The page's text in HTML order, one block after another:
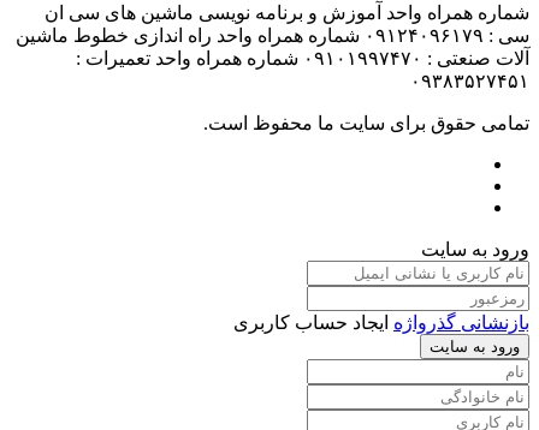
شماره همراه واحد آموزش و برنامه نویسی ماشین های سی ان
سی : ۰۹۱۲۴۰۹۶۱۷۹ شماره همراه واحد راه اندازی خطوط ماشین
آلات صنعتی : ۰۹۱۰۱۹۹۷۴۷۰ شماره همراه واحد تعمیرات :
۰۹۳۸۳۵۲۷۴۵۱
تمامی حقوق برای سایت ما محفوظ است.
ورود به سایت
بازنشانی گذرواژه ایجاد حساب کاربری
ورود به سایت